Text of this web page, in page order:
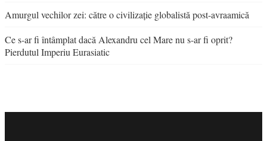
Amurgul vechilor zei: către o civilizație globalistă post-avraamică
Ce s-ar fi întâmplat dacă Alexandru cel Mare nu s-ar fi oprit?
Pierdutul Imperiu Eurasiatic